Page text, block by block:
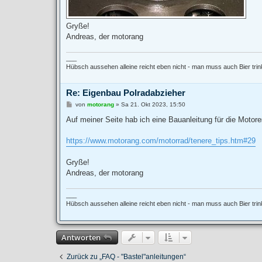
Gryße!
Andreas, der motorang
Hübsch aussehen alleine reicht eben nicht - man muss auch Bier
Re: Eigenbau Polradabzieher
B
a
g
von motorang» Sa 21. Okt 2023, 15:50
Auf meiner Seite hab ich eine Bauanleitung für die
https://www.motorang.com/motorrad/tenere_tips.htm#29
Gryße!
Andreas, der motorang
Hübsch aussehen alleine reicht eben nicht - man muss auch Bier
Antworten
Zurück zu „FAQ - "Bastel"anleitungen“